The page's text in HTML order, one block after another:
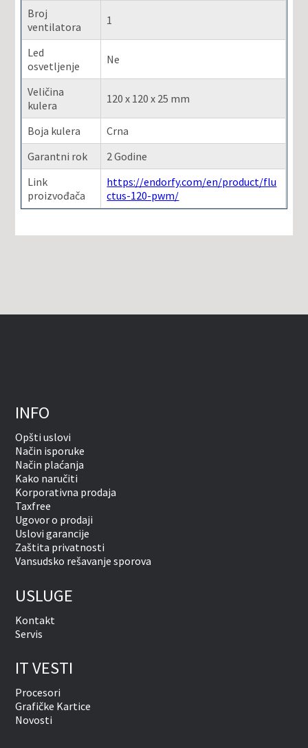
Broj
ventilatora
1
Led
osvetljenje
Ne
Veličina
kulera
120 x 120 x 25 mm
Boja kulera
Crna
Garantni rok
2 Godine
Link
proizvođača
https://endorfy.com/en/product/flu
ctus-120-pwm/
INFO
Opšti uslovi
Način isporuke
Način plaćanja
Kako naručiti
Korporativna prodaja
Taxfree
Ugovor o prodaji
Uslovi garancije
Zaštita privatnosti
Vansudsko rešavanje sporova
USLUGE
Kontakt
Servis
IT VESTI
Procesori
Grafičke Kartice
Novosti